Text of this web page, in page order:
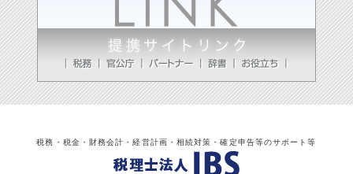
税務・税金・財務会計・経営計画・相続対策・確定申告等のサポート等